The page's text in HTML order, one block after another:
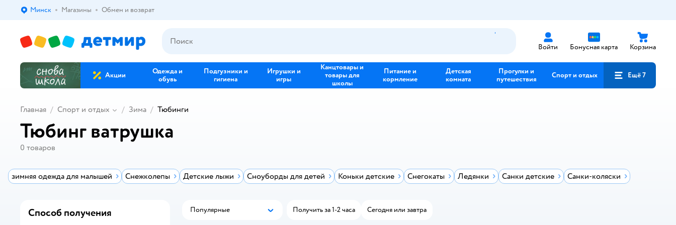
Выбор адреса доставки.
Минск Магазины Обмен и возврат
Войти Бонусная карта Корзина
Акции
Одежда и
обувь
Подгузники и
гигиена
Игрушки и
игры
Канцтовары и
товары для
школы
Питание и
кормление
Детская
комната
Прогулки и
путешествия
Спорт и отдых Ещё 7
Главная Спорт и отдых Зима Тюбинги
Тюбинг ватрушка
0 товаров
зимняя одежда для малышей Снежколепы Детские лыжи Сноуборды для детей Коньки детские Снегокаты Ледянки Санки детские Санки-коляски
Популярные
Популярные Получить за 1-2 часа Сегодня или завтра
Способ получения